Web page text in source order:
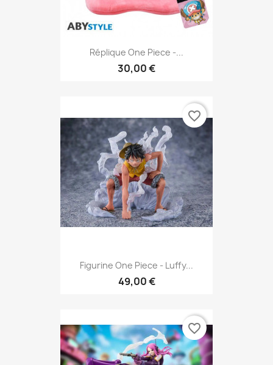
Réplique One Piece -...
30,00 €
Figurine One Piece - Luffy...
49,00 €
favorite_border
favorite_border